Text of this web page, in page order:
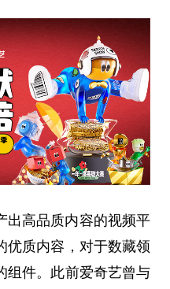
出高品质内容的视频平
优质内容，对于数藏领
组件。此前爱奇艺曾与